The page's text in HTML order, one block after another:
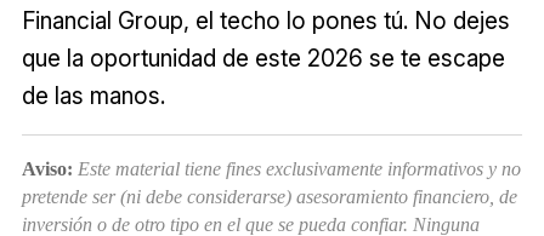
Financial Group, el techo lo pones tú. No dejes
que la oportunidad de este 2026 se te escape
de las manos.
Aviso: Este material tiene fines exclusivamente informativos y no
pretende ser (ni debe considerarse) asesoramiento financiero, de
inversión o de otro tipo en el que se pueda confiar. Ninguna